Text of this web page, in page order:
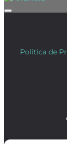
Política de